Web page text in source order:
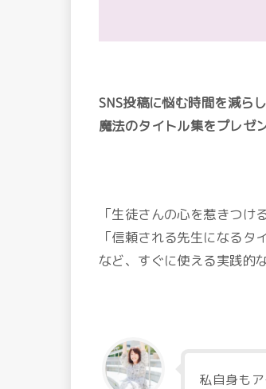
SNS投稿に悩む時間を減ら
魔法のタイトル集をプレゼ
「生徒さんの心を惹きつけ
「信頼される先生になるタ
など、すぐに使える実践的
私自身も